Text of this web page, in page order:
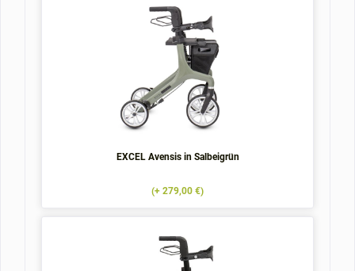
EXCEL Avensis in Salbeigrün
(+ 279,00 €)